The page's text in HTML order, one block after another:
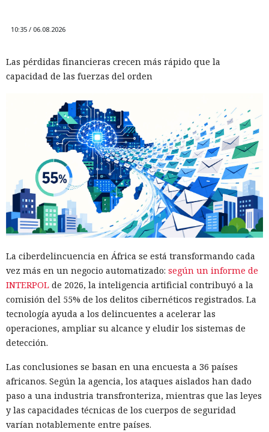
10:35 / 06.08.2026
Las pérdidas financieras crecen más rápido que la
capacidad de las fuerzas del orden
La ciberdelincuencia en África se está transformando cada
vez más en un negocio automatizado: según un informe de
INTERPOL de 2026, la inteligencia artificial contribuyó a la
comisión del 55% de los delitos cibernéticos registrados. La
tecnología ayuda a los delincuentes a acelerar las
operaciones, ampliar su alcance y eludir los sistemas de
detección.
Las conclusiones se basan en una encuesta a 36 países
africanos. Según la agencia, los ataques aislados han dado
paso a una industria transfronteriza, mientras que las leyes
y las capacidades técnicas de los cuerpos de seguridad
varían notablemente entre países.